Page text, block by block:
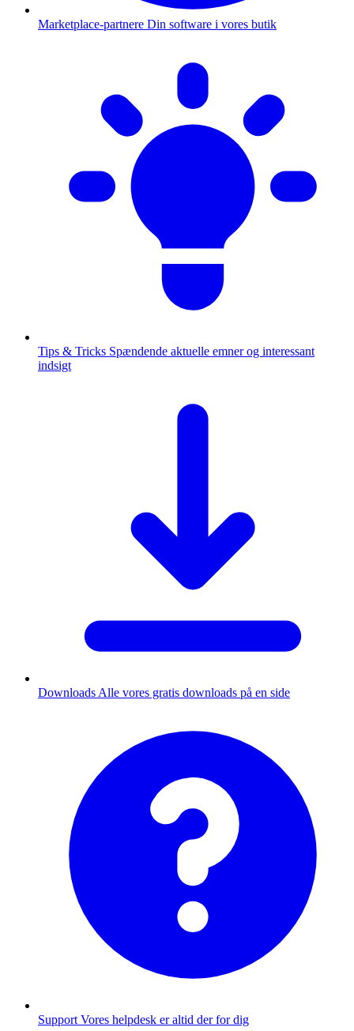
Marketplace-partnere Din software i vores butik
Tips & Tricks Spændende aktuelle emner og interessant
indsigt
Downloads Alle vores gratis downloads på en side
Support Vores helpdesk er altid der for dig